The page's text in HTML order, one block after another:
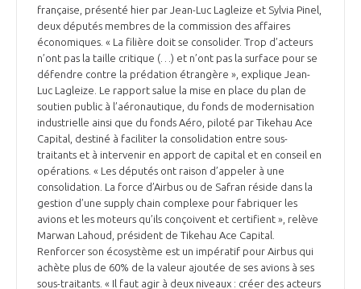
NOS RÉSEAUX À L'INTERNATIONAL
COMITÉ AERO PME
STARTAIR
COMMISSIONS ET COMITÉS
LES PROGRAMMES DU GIFAS
UN ÉCOSYSTÈME INTÉGRÉ ET COHÉRENT
POURQUOI DEVENIR MEMBRE ?
LA MÉDIATION
LA MÉDIATION DANS LA FILIÈRE AÉRONAUTIQUE ET SPATIALE
LE MÉDIATEUR DE LA FILIÈRE AÉRONAUTIQUE ET SPATIALE
MÉDIATION ET CHARTE D’ENGAGEMENT SUR LES RELATIONS ENTRE
CLIENTS ET FOURNISSEURS
LA MÉDIATION AU-DELÀ DE LA FILIÈRE AÉRONAUTIQUE ET SPATIALE
PRENDRE CONTACT AVEC LE MÉDIATEUR DE LA FILIÈRE
LE SALON DU BOURGET
L'OBSERVATOIRE
CHIFFRES CLÉS
LES ENJEUX
française, présenté hier par Jean-Luc Lagleize et Sylvia Pinel,
deux députés membres de la commission des affaires
économiques. « La filière doit se consolider. Trop d’acteurs
n’ont pas la taille critique (…) et n’ont pas la surface pour se
défendre contre la prédation étrangère », explique Jean-
Luc Lagleize. Le rapport salue la mise en place du plan de
soutien public à l’aéronautique, du fonds de modernisation
industrielle ainsi que du fonds Aéro, piloté par Tikehau Ace
Capital, destiné à faciliter la consolidation entre sous-
traitants et à intervenir en apport de capital et en conseil en
opérations. « Les députés ont raison d’appeler à une
consolidation. La force d’Airbus ou de Safran réside dans la
gestion d’une supply chain complexe pour fabriquer les
avions et les moteurs qu’ils conçoivent et certifient », relève
Marwan Lahoud, président de Tikehau Ace Capital.
Renforcer son écosystème est un impératif pour Airbus qui
achète plus de 60% de la valeur ajoutée de ses avions à ses
sous-traitants. « Il faut agir à deux niveaux : créer des acteurs
Découvrez les avantages d'adhérer au GIFAS.
Rencontres, salons, données sectorielles,
programmes ...
DEMANDE D’ADHÉSION